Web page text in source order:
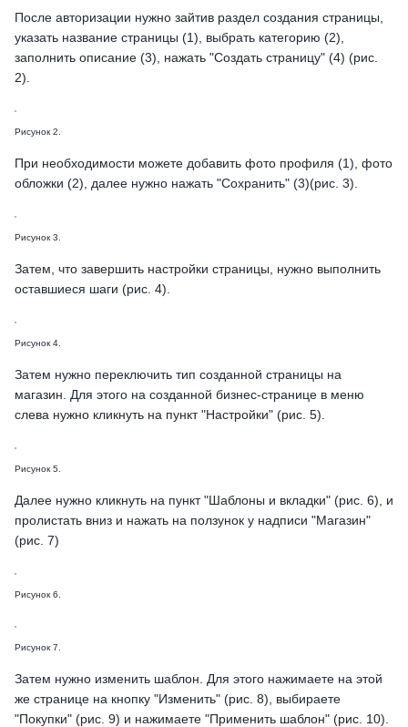
После авторизации нужно зайтив раздел создания страницы,
указать название страницы (1), выбрать категорию (2),
заполнить описание (3), нажать "Создать страницу" (4) (рис.
2).
Рисунок 2.
При необходимости можете добавить фото профиля (1), фото
обложки (2), далее нужно нажать "Сохранить" (3)(рис. 3).
Рисунок 3.
Затем, что завершить настройки страницы, нужно выполнить
оставшиеся шаги (рис. 4).
Рисунок 4.
Затем нужно переключить тип созданной страницы на
магазин. Для этого на созданной бизнес-странице в меню
слева нужно кликнуть на пункт "Настройки" (рис. 5).
Рисунок 5.
Далее нужно кликнуть на пункт "Шаблоны и вкладки" (рис. 6), и
пролистать вниз и нажать на ползунок у надписи "Магазин"
(рис. 7)
Рисунок 6.
Рисунок 7.
Затем нужно изменить шаблон. Для этого нажимаете на этой
же странице на кнопку "Изменить" (рис. 8), выбираете
"Покупки" (рис. 9) и нажимаете "Применить шаблон" (рис. 10).